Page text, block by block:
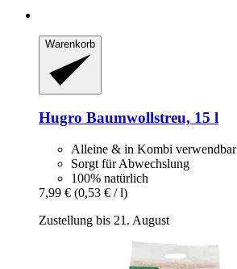
Warenkorb
Hugro Baumwollstreu, 15 l
Alleine & in Kombi verwendbar
Sorgt für Abwechslung
100% natürlich
7,99 € (0,53 € / l)
Zustellung bis 21. August